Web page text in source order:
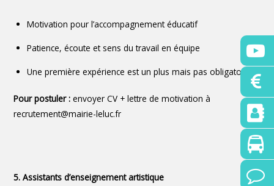
Motivation pour l’accompagnement éducatif
Patience, écoute et sens du travail en équipe
Une première expérience est un plus mais pas obligatoire
Pour postuler :envoyer CV + lettre de motivation à
recrutement@mairie-leluc.fr
5. Assistants d’enseignement artistique